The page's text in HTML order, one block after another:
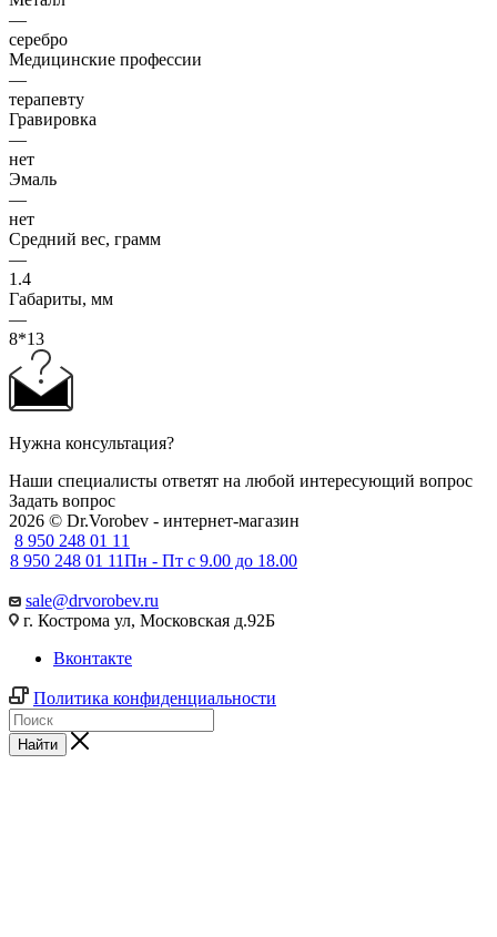
—
серебро
Медицинские профессии
—
терапевту
Гравировка
—
нет
Эмаль
—
нет
Средний вес, грамм
—
1.4
Габариты, мм
—
8*13
Нужна консультация?
Наши специалисты ответят на любой интересующий вопрос
Задать вопрос
2026 © Dr.Vorobev - интернет-магазин
8 950 248 01 11
8 950 248 01 11Пн - Пт с 9.00 до 18.00
sale@drvorobev.ru
г. Кострома ул, Московская д.92Б
Вконтакте
Политика конфиденциальности
Найти